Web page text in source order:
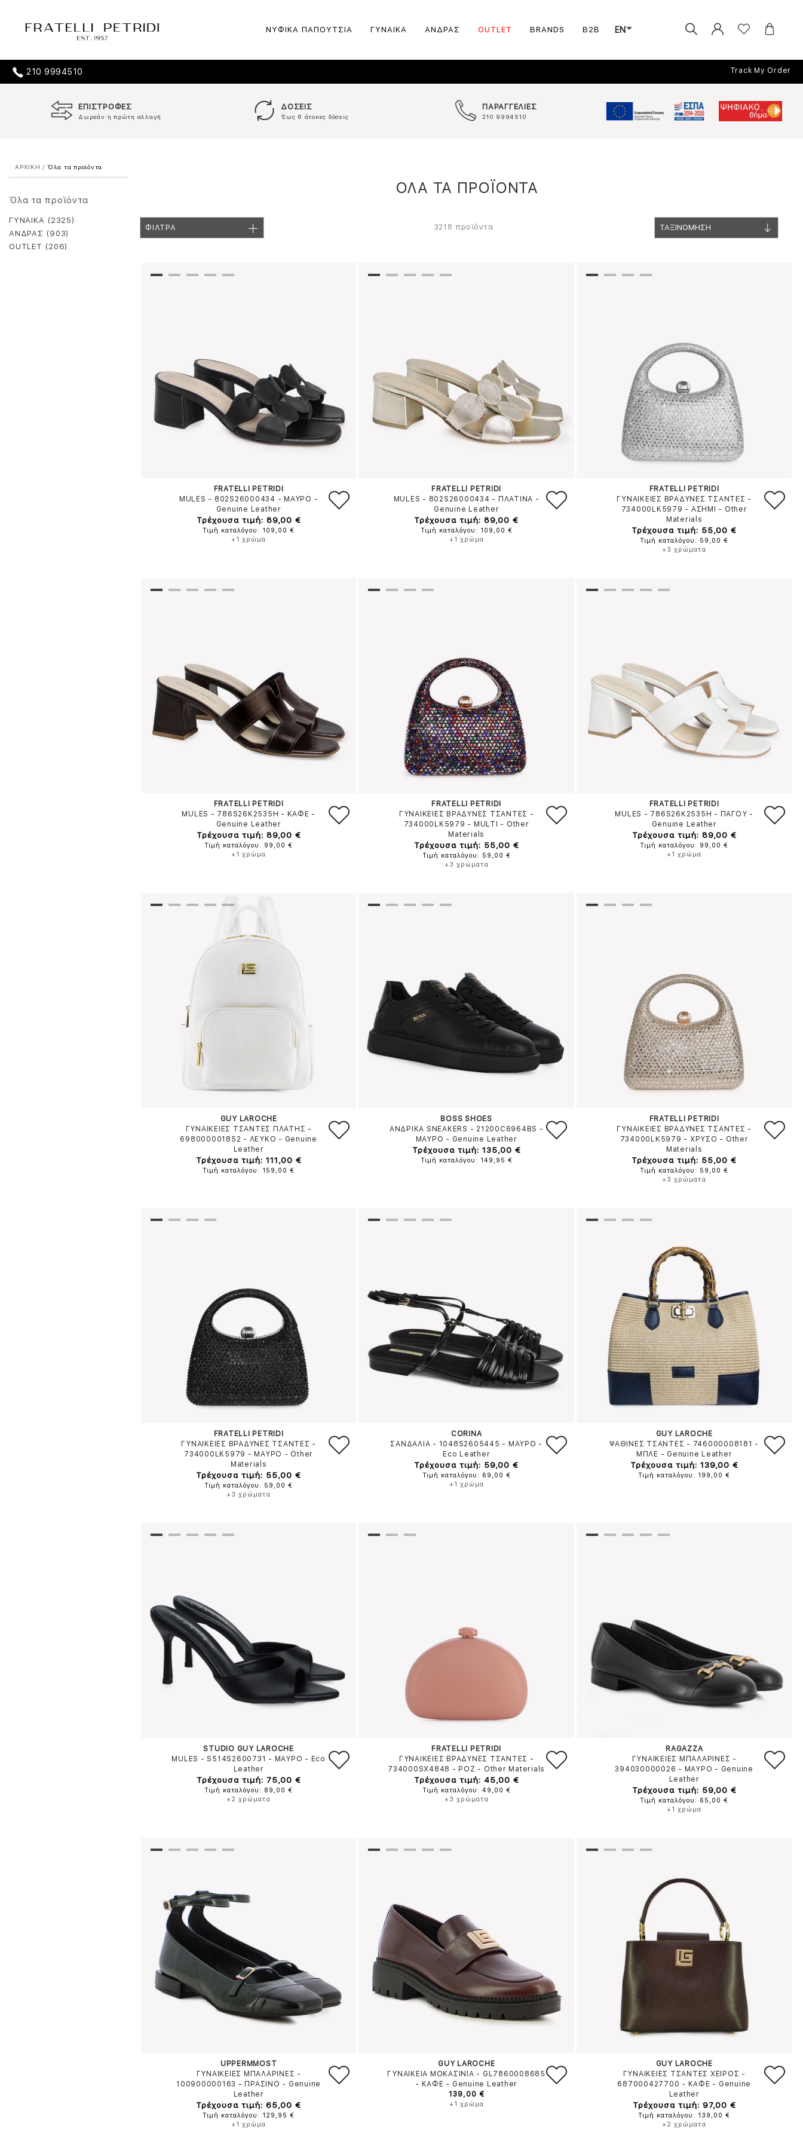
ΝΥΦΙΚΑ ΠΑΠΟΥΤΣΙΑ ΓΥΝΑΙΚΑ ΑΝΔΡΑΣ OUTLET BRANDS B2B EN
210 9994510 Track My Order
ΕΠΙΣΤΡΟΦΕΣ
Δωρεάν η πρώτη αλλαγή
ΔΟΣΕΙΣ
Έως 6 άτοκες δόσεις
ΠΑΡΑΓΓΕΛΙΕΣ
210 9994510
ΑΡΧΙΚΗ / Όλα τα προϊόντα
Όλα τα προϊόντα
ΓΥΝΑΙΚΑ (2325)
ΑΝΔΡΑΣ (903)
OUTLET (206)
ΟΛΑ ΤΑ ΠΡΟΪΟΝΤΑ
ΦΙΛΤΡΑ 3218 προϊόντα ΤΑΞΙΝΟΜΗΣΗ
FRATELLI PETRIDI
MULES - 802S26000434 - ΜΑΥΡΟ -
Genuine Leather
Τρέχουσα τιμή: 89,00 €
Τιμή καταλόγου: 109,00 €
+1 χρώμα
FRATELLI PETRIDI
MULES - 802S26000434 - ΠΛΑΤΙΝΑ -
Genuine Leather
Τρέχουσα τιμή: 89,00 €
Τιμή καταλόγου: 109,00 €
+1 χρώμα
FRATELLI PETRIDI
ΓΥΝΑΙΚΕΙΕΣ ΒΡΑΔΥΝΕΣ ΤΣΑΝΤΕΣ -
734000LK5979 - ΑΣΗΜΙ - Other
Materials
Τρέχουσα τιμή: 55,00 €
Τιμή καταλόγου: 59,00 €
+3 χρώματα
FRATELLI PETRIDI
MULES - 786S26K2535H - ΚΑΦΕ -
Genuine Leather
Τρέχουσα τιμή: 89,00 €
Τιμή καταλόγου: 99,00 €
+1 χρώμα
FRATELLI PETRIDI
ΓΥΝΑΙΚΕΙΕΣ ΒΡΑΔΥΝΕΣ ΤΣΑΝΤΕΣ -
734000LK5979 - MULTI - Other
Materials
Τρέχουσα τιμή: 55,00 €
Τιμή καταλόγου: 59,00 €
+3 χρώματα
FRATELLI PETRIDI
MULES - 786S26K2535H - ΠΑΓΟΥ -
Genuine Leather
Τρέχουσα τιμή: 89,00 €
Τιμή καταλόγου: 99,00 €
+1 χρώμα
GUY LAROCHE
ΓΥΝΑΙΚΕΙΕΣ ΤΣΑΝΤΕΣ ΠΛΑΤΗΣ -
698000001852 - ΛΕΥΚΟ - Genuine
Leather
Τρέχουσα τιμή: 111,00 €
Τιμή καταλόγου: 159,00 €
BOSS SHOES
ΑΝΔΡΙΚΑ SNEAKERS - 21200C6964BS -
ΜΑΥΡΟ - Genuine Leather
Τρέχουσα τιμή: 135,00 €
Τιμή καταλόγου: 149,95 €
FRATELLI PETRIDI
ΓΥΝΑΙΚΕΙΕΣ ΒΡΑΔΥΝΕΣ ΤΣΑΝΤΕΣ -
734000LK5979 - ΧΡΥΣΟ - Other
Materials
Τρέχουσα τιμή: 55,00 €
Τιμή καταλόγου: 59,00 €
+3 χρώματα
FRATELLI PETRIDI
ΓΥΝΑΙΚΕΙΕΣ ΒΡΑΔΥΝΕΣ ΤΣΑΝΤΕΣ -
734000LK5979 - ΜΑΥΡΟ - Other
Materials
Τρέχουσα τιμή: 55,00 €
Τιμή καταλόγου: 59,00 €
+3 χρώματα
CORINA
ΣΑΝΔΑΛΙΑ - 1048S2605445 - ΜΑΥΡΟ -
Eco Leather
Τρέχουσα τιμή: 59,00 €
Τιμή καταλόγου: 69,00 €
+1 χρώμα
GUY LAROCHE
ΨΑΘΙΝΕΣ ΤΣΑΝΤΕΣ - 746000008181 -
ΜΠΛΕ - Genuine Leather
Τρέχουσα τιμή: 139,00 €
Τιμή καταλόγου: 199,00 €
STUDIO GUY LAROCHE
MULES - S514S2600731 - ΜΑΥΡΟ - Eco
Leather
Τρέχουσα τιμή: 75,00 €
Τιμή καταλόγου: 89,00 €
+2 χρώματα
FRATELLI PETRIDI
ΓΥΝΑΙΚΕΙΕΣ ΒΡΑΔΥΝΕΣ ΤΣΑΝΤΕΣ -
734000SX4848 - ΡΟΖ - Other Materials
Τρέχουσα τιμή: 45,00 €
Τιμή καταλόγου: 49,00 €
+3 χρώματα
RAGAZZA
ΓΥΝΑΙΚΕΙΕΣ ΜΠΑΛΑΡΙΝΕΣ -
394030000026 - ΜΑΥΡΟ - Genuine
Leather
Τρέχουσα τιμή: 59,00 €
Τιμή καταλόγου: 65,00 €
+1 χρώμα
UPPERMMOST
ΓΥΝΑΙΚΕΙΕΣ ΜΠΑΛΑΡΙΝΕΣ -
100900000163 - ΠΡΑΣΙΝΟ - Genuine
Leather
Τρέχουσα τιμή: 65,00 €
Τιμή καταλόγου: 129,95 €
+1 χρώμα
GUY LAROCHE
ΓΥΝΑΙΚΕΙΑ ΜΟΚΑΣΙΝΙΑ - GL7860008685
- ΚΑΦΕ - Genuine Leather
139,00 €
+1 χρώμα
GUY LAROCHE
ΓΥΝΑΙΚΕΙΕΣ ΤΣΑΝΤΕΣ ΧΕΙΡΟΣ -
687000427700 - ΚΑΦΕ - Genuine
Leather
Τρέχουσα τιμή: 97,00 €
Τιμή καταλόγου: 139,00 €
+2 χρώματα